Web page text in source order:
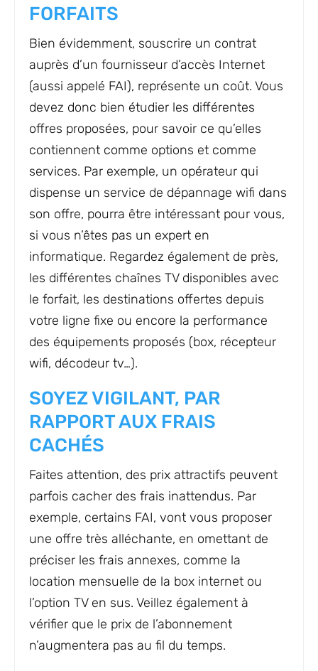
FORFAITS
Bien évidemment, souscrire un contrat
auprès d’un fournisseur d’accès Internet
(aussi appelé FAI), représente un coût. Vous
devez donc bien étudier les différentes
offres proposées, pour savoir ce qu’elles
contiennent comme options et comme
services. Par exemple, un opérateur qui
dispense un service de dépannage wifi dans
son offre, pourra être intéressant pour vous,
si vous n’êtes pas un expert en
informatique. Regardez également de près,
les différentes chaînes TV disponibles avec
le forfait, les destinations offertes depuis
votre ligne fixe ou encore la performance
des équipements proposés (box, récepteur
wifi, décodeur tv…).
SOYEZ VIGILANT, PAR
RAPPORT AUX FRAIS
CACHÉS
Faites attention, des prix attractifs peuvent
parfois cacher des frais inattendus. Par
exemple, certains FAI, vont vous proposer
une offre très alléchante, en omettant de
préciser les frais annexes, comme la
location mensuelle de la box internet ou
l’option TV en sus. Veillez également à
vérifier que le prix de l’abonnement
n’augmentera pas au fil du temps.